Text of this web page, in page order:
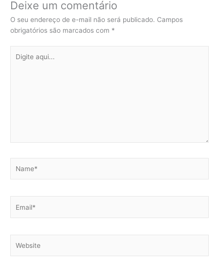
Deixe um comentário
O seu endereço de e-mail não será publicado. Campos
obrigatórios são marcados com *
aqui...